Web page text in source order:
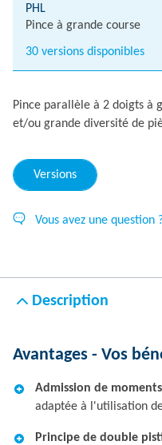
PHL
Pince à grande course
30 versions disponibles
Pince parallèle à 2 doigts à
et/ou grande diversité de
Versions
Vous avez une question
Description
Avantages - Vos
Admission de
adaptée à l'utilisation
Principe de double